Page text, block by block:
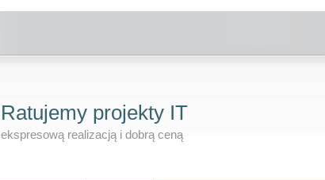
Ratujemy projekty IT
ekspresową realizacją i dobrą ceną